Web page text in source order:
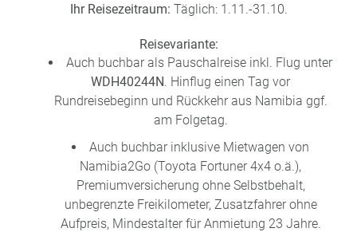
Ihr Reisezeitraum: Täglich: 1.11.-31.10.
Reisevariante:
Auch buchbar als Pauschalreise inkl. Flug unter
WDH40244N. Hinflug einen Tag vor
Rundreisebeginn und Rückkehr aus Namibia ggf.
am Folgetag.
Auch buchbar inklusive Mietwagen von
Namibia2Go (Toyota Fortuner 4x4 o.ä.),
Premiumversicherung ohne Selbstbehalt,
unbegrenzte Freikilometer, Zusatzfahrer ohne
Aufpreis, Mindestalter für Anmietung 23 Jahre.